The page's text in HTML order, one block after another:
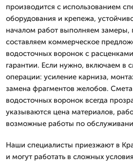
производится с использованием
оборудования и крепежа,
началом работ выполняем замеры,
составляем коммерческое
водосточных воронок с
гарантии. Если нужно, включаем в
операции: усиление карниза,
замена фрагментов желобов. Смета
водосточных воронок всегда
указываются цена материалов,
возможные работы по
Наши специалисты приезжают в
и могут работать в сложных